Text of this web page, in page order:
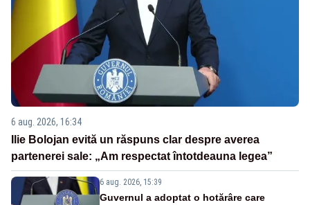
6 aug. 2026, 16:34
Ilie Bolojan evită un răspuns clar despre averea
partenerei sale: „Am respectat întotdeauna legea”
6 aug. 2026, 15:39
Guvernul a adoptat o hotărâre care